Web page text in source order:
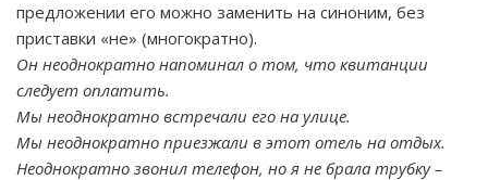
предложении его можно заменить на синоним, без
приставки «не» (многократно).
Он неоднократно напоминал о том, что квитанции
следует оплатить.
Мы неоднократно встречали его на улице.
Мы неоднократно приезжали в этот отель на отдых.
Неоднократно звонил телефон, но я не брала трубку –